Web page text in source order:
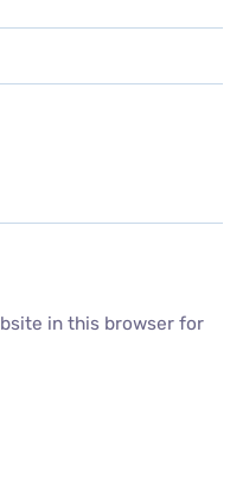
in this browser for